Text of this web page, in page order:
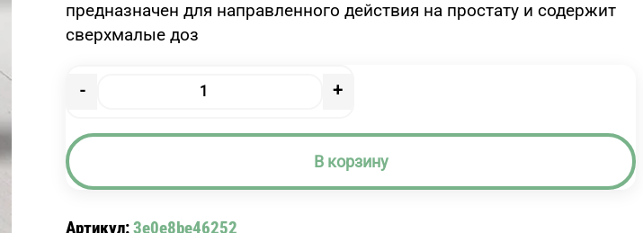
предназначен для направленного действия на простату и содержит
сверхмалые доз
-
АФАЛА(AFALA)
ТАБ
100
+
В корзину
Артикул:3e0e8be46252